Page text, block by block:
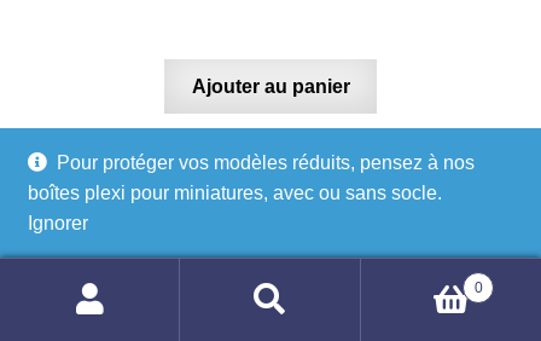
Pour protéger vos modèles réduits, pensez à nos
boîtes plexi pour miniatures, avec ou sans socle.
Ignorer
Ajouter au panier
Recherche
Recherche
0